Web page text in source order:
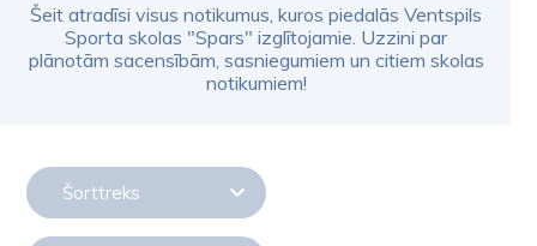
Šeit atradīsi visus notikumus, kuros piedalās Ventspils
Sporta skolas "Spars" izglītojamie. Uzzini par
plānotām sacensībām, sasniegumiem un citiem skolas
notikumiem!
Šorttreks